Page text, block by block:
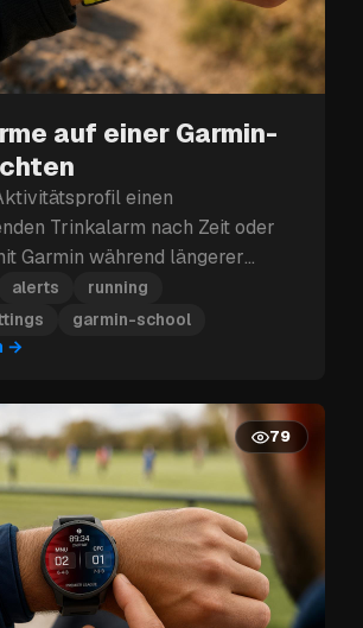
auf einer Garmin-
einen
Trinkalarm nach Zeit oder
Garmin während längerer
alerts
running
garmin-school
→
79